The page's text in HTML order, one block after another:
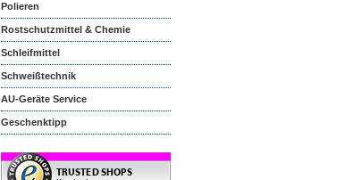
Polieren
Rostschutzmittel & Chemie
Schleifmittel
Schweißtechnik
AU-Geräte Service
Geschenktipp